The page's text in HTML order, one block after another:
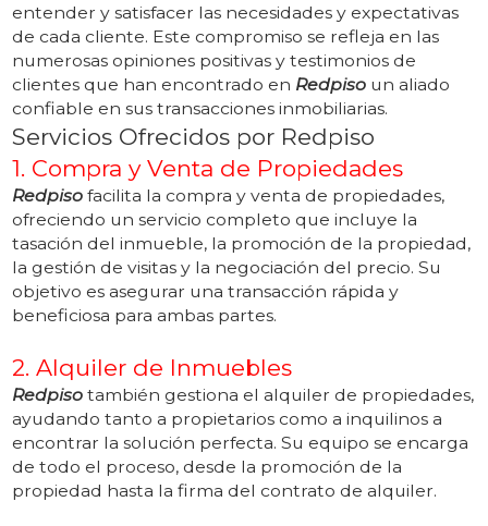
entender y satisfacer las necesidades y expectativas
de cada cliente. Este compromiso se refleja en las
numerosas opiniones positivas y testimonios de
clientes que han encontrado en Redpisoun aliado
confiable en sus transacciones inmobiliarias.
Servicios Ofrecidos por Redpiso
1. Compra y Venta de Propiedades
Redpisofacilita la compra y venta de propiedades,
ofreciendo un servicio completo que incluye la
tasación del inmueble, la promoción de la propiedad,
la gestión de visitas y la negociación del precio. Su
objetivo es asegurar una transacción rápida y
beneficiosa para ambas partes.
2. Alquiler de Inmuebles
Redpisotambién gestiona el alquiler de propiedades,
ayudando tanto a propietarios como a inquilinos a
encontrar la solución perfecta. Su equipo se encarga
de todo el proceso, desde la promoción de la
propiedad hasta la firma del contrato de alquiler.